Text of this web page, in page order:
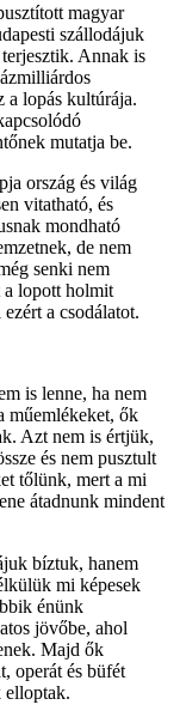
magyar
szállodájuk
Annak is
a lopás kultúrája.
mutatja be.
ország és világ
vitatható, és
mondható
de nem
senki nem
a lopott holmit
a csodálatot.
is lenne, ha nem
műemlékeket, ők
Azt nem is értjük,
és nem pusztult
tőlünk, mert a mi
átadnunk mindent
bíztuk, hanem
mi képesek
énünk
jövőbe, ahol
Majd ők
operát és büfét
elloptak.